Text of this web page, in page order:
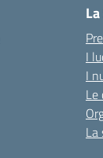
I
I
Le
La